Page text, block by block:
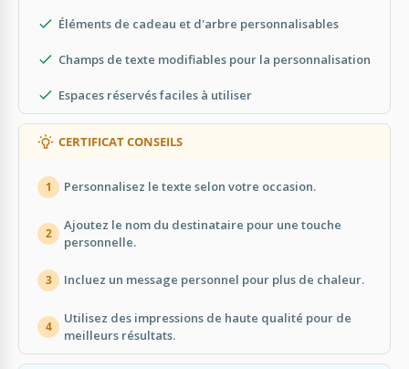
Éléments de cadeau et d'arbre personnalisables
Champs de texte modifiables pour la personnalisation
Espaces réservés faciles à utiliser
CERTIFICAT CONSEILS
1 Personnalisez le texte selon votre occasion.
2
Ajoutez le nom du destinataire pour une touche
personnelle.
3 Incluez un message personnel pour plus de chaleur.
4
Utilisez des impressions de haute qualité pour de
meilleurs résultats.